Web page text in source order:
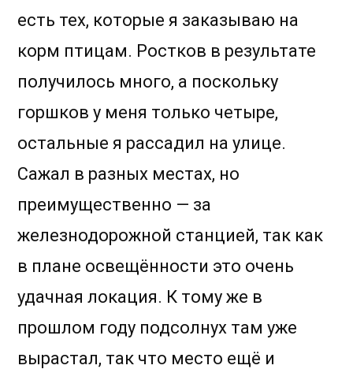
есть тех, которые я заказываю на
корм птицам. Ростков в результате
получилось много, а поскольку
горшков у меня только четыре,
остальные я рассадил на улице.
Сажал в разных местах, но
преимущественно — за
железнодорожной станцией, так как
в плане освещённости это очень
удачная локация. К тому же в
прошлом году подсолнух там уже
вырастал, так что место ещё и